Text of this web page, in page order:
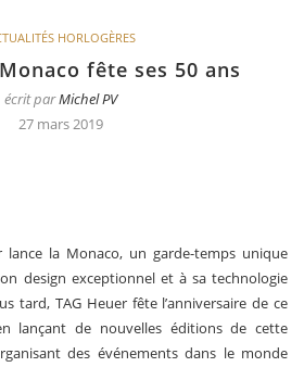
HORLOGÈRES
fête ses 50 ans
écrit parMichel PV
27 mars 2019
lance la Monaco, un garde-temps unique
design exceptionnel et à sa technologie
tard, TAG Heuer fête l’anniversaire de ce
lançant de nouvelles éditions de cette
des événements dans le monde